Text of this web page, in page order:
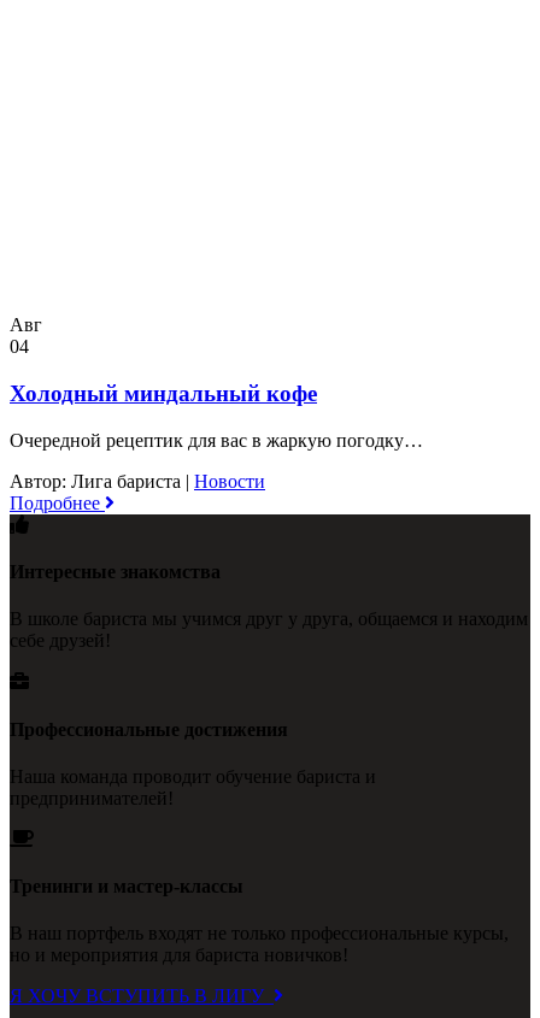
Авг
04
Холодный миндальный кофе
Очередной рецептик для вас в жаркую погодку…
Автор: Лига бариста | Новости
Подробнее
Интересные знакомства
В школе бариста мы учимся друг у друга, общаемся и находим
себе друзей!
Профессиональные достижения
Наша команда проводит обучение бариста и
предпринимателей!
Тренинги и мастер-классы
В наш портфель входят не только профессиональные курсы,
но и мероприятия для бариста новичков!
Я ХОЧУ ВСТУПИТЬ В ЛИГУ